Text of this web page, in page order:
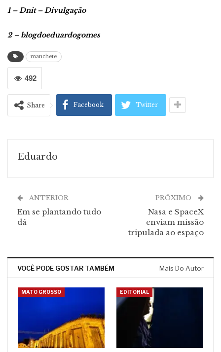
1 – Dnit – Divulgação
2 – blogdoeduardogomes
manchete
492
Share Facebook Twitter
Eduardo
ANTERIOR
Em se plantando tudo
dá
PRÓXIMO
Nasa e SpaceX
enviam missão
tripulada ao espaço
VOCÊ PODE GOSTAR TAMBÉM Mais Do Autor
MATO GROSSO EDITORIAL